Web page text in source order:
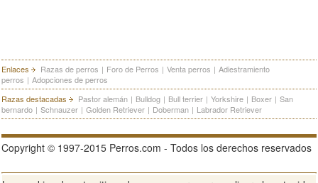
Enlaces Razas de perros | Foro de Perros | Venta perros | Adiestramiento
perros | Adopciones de perros
Razas destacadas
Pastor alemán | Bulldog | Bull terrier | Yorkshire | Boxer | San
bernardo | Schnauzer | Golden Retriever | Doberman | Labrador Retriever
Copyright © 1997-2015 Perros.com - Todos los derechos reservados